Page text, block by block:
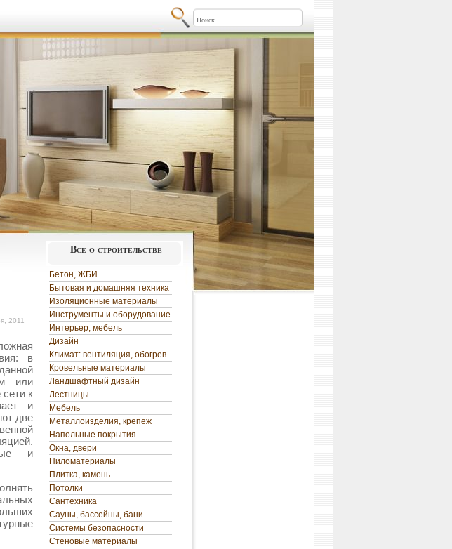
2011
в
или
к
и
две
и
Все о строительстве
Бетон, ЖБИ
Бытовая и домашняя техника
Изоляционные материалы
Инструменты и оборудование
Интерьер, мебель
Дизайн
Климат: вентиляция, обогрев
Кровельные материалы
Ландшафтный дизайн
Лестницы
Мебель
Металлоизделия, крепеж
Напольные покрытия
Окна, двери
Пиломатериалы
Плитка, камень
Потолки
Сантехника
Сауны, бассейны, бани
Системы безопасности
Стеновые материалы